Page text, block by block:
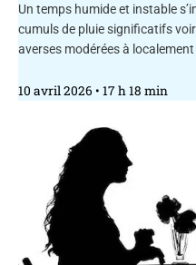
Un temps humide et instable
cumuls de pluie significatifs
averses modérées à
10 avril 2026 17 h 18 min